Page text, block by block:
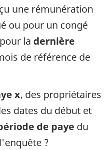
une rémunération
ou pour un congé
la dernière
de référence de
x, des propriétaires
dates du début et
de paye du
?